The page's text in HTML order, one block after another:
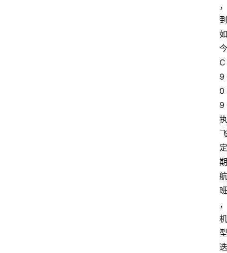
，
到
如
今
C
9
0
9
执
飞
定
期
航
班
，
机
型
迭